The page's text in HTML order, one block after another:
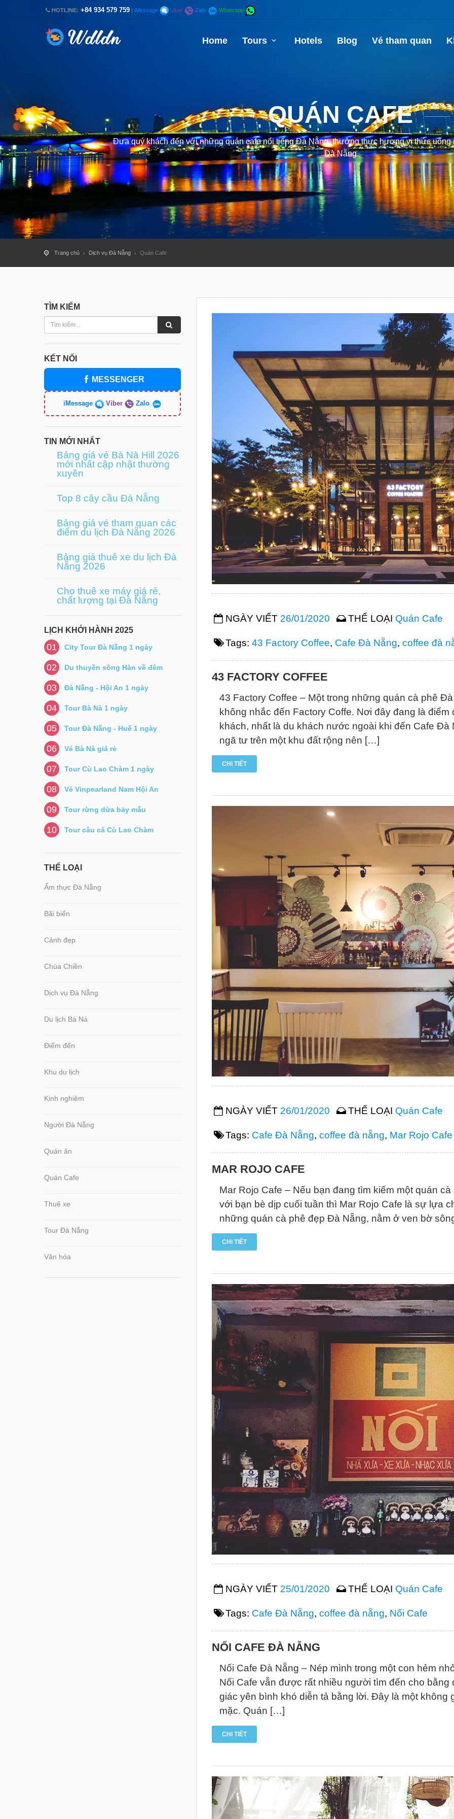
HOTLINE: +84 934 579 759 |iMessage Viber Zalo Whatsapp
Home Tours Hotels Blog Vé tham quan
QUÁN CAFE
Đưa quý khách đến với những quán cafe nổi tiếng Đà Nẵng, thưởng thực hương vị thức uống
Đà Nẵng
Trang chủ Dịch vụ Đà Nẵng Quán Cafe
TÌM KIẾM
KẾT NỐI
MESSENGER
iMessage Viber Zalo
TIN MỚI NHẤT
Bảng giá vé Bà Nà Hill 2026
mới nhất cập nhật thường
xuyên
Top 8 cây cầu Đà Nẵng
Bảng giá vé tham quan các
điểm du lịch Đà Nẵng 2026
Bảng giá thuê xe du lịch Đà
Nẵng 2026
Cho thuê xe máy giá rẻ,
chất lượng tại Đà Nẵng
LỊCH KHỞI HÀNH 2025
01 City Tour Đà Nẵng 1 ngày
02 Du thuyền sông Hàn về đêm
03 Đà Nẵng - Hội An 1 ngày
04 Tour Bà Nà 1 ngày
05 Tour Đà Nẵng - Huế 1 ngày
06 Vé Bà Nà giá rẻ
07 Tour Cù Lao Chàm 1 ngày
08 Vé Vinpearland Nam Hội An
09 Tour rừng dừa bảy mẫu
10 Tour câu cá Cù Lao Chàm
THỂ LOẠI
Ẩm thực Đà Nẵng
Bãi biển
Cảnh đẹp
Chùa Chiền
Dịch vụ Đà Nẵng
Du lịch Bà Nà
Điểm đến
Khu du lịch
Kinh nghiệm
Người Đà Nẵng
Quán ăn
Quán Cafe
Thuê xe
Tour Đà Nẵng
Văn hóa
NGÀY VIẾT 26/01/2020 THỂ LOẠI Quán Cafe
Tags: 43 Factory Coffee, Cafe Đà Nẵng, coffee đà
43 FACTORY COFFEE
43 Factory Coffee – Một trong những quán cà phê
không nhắc đến Factory Coffe. Nơi đây đang là
khách, nhất là du khách nước ngoài khi đến Cafe Đà
ngã tư trên một khu đất rộng nên […]
CHI TIẾT
NGÀY VIẾT 26/01/2020 THỂ LOẠI Quán Cafe
Tags: Cafe Đà Nẵng, coffee đà nẵng, Mar Rojo Cafe
MAR ROJO CAFE
Mar Rojo Cafe – Nếu bạn đang tìm kiếm một quán
với bạn bè dịp cuối tuần thì Mar Rojo Cafe là sự lựa
những quán cà phê đẹp Đà Nẵng, nằm ở ven bờ
CHI TIẾT
NGÀY VIẾT 25/01/2020 THỂ LOẠI Quán Cafe
Tags: Cafe Đà Nẵng, coffee đà nẵng, Nối Cafe
NỐI CAFE ĐÀ NẴNG
Nối Cafe Đà Nẵng – Nép mình trong một con hẻm
Nối Cafe vẫn được rất nhiều người tìm đến cho
giác yên bình khó diễn tả bằng lời. Đây là một không
mặc. Quán […]
CHI TIẾT